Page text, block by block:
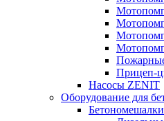
Прицеп-
Насосы ZENIT
Оборудование для